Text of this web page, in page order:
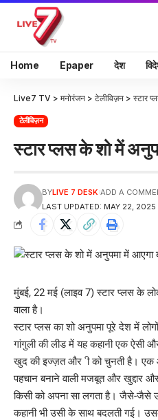
Home Epaper देश
Live7 TV > मनोरंजन > टेलीविज़न > स्टार
टेलीविज़न
स्टार प्लस के शो में
LAST UPDATED: MAY 22, 2025
BYLIVE 7 DESK ADD A
मुंबई, 22 मई (लाइव 7) स्टार प्लस के
वाला है।
स्टार प्लस का शो अनुपमा पूरे देश में
गांगुली की लीड में यह कहानी एक ऐसी
खुद की इज्ज़त और ी को चुनती है।
पहचान बनाने वाली मजबूत और खुद्दार
किसी को अपना सा लगता है। जैसे-जैसे
कहानी भी उसी के साथ बदलती गई।